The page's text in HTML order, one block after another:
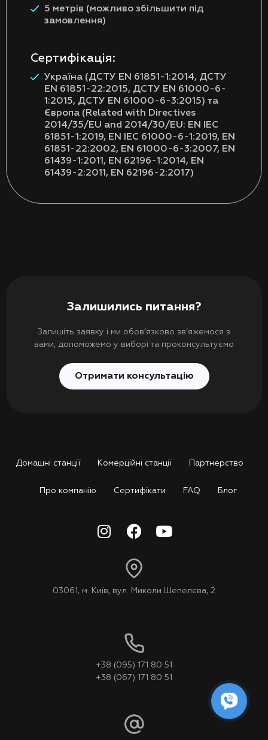
5 метрів (можливо збільшити під
замовлення)
Сертифікація:
Україна (ДСТУ EN 61851-1:2014, ДСТУ
EN 61851-22:2015, ДСТУ EN 61000-6-
1:2015, ДСТУ EN 61000-6-3:2015) та
Європа (Related with Directives
2014/35/EU and 2014/30/EU: EN IEC
61851-1:2019, EN IEC 61000-6-1:2019, EN
61851-22:2002, EN 61000-6-3:2007, EN
61439-1:2011, EN 62196-1:2014, EN
61439-2:2011, EN 62196-2:2017)
Залишились питання?
Залишіть заявку і ми обов’язково зв’яжемося з
вами, допоможемо у виборі та проконсультуємо
Отримати консультацію
Домашні станції Комерційні станції Партнерство
Про компанію Сертифікати FAQ Блог
03061, м. Київ, вул. Миколи Шепелєва, 2
+38 (095) 171 80 51
+38 (067) 171 80 51